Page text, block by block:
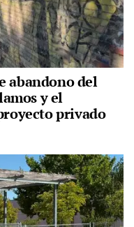
abandono del
y el
privado